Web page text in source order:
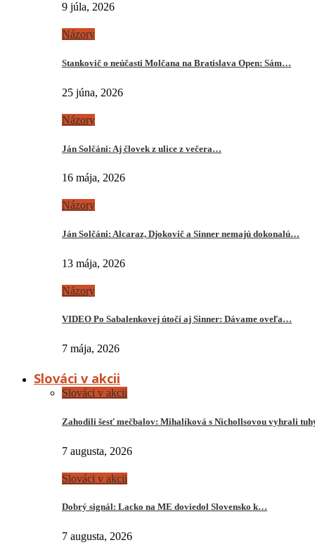
9 júla, 2026
Názory
Stankovič o neúčasti Molčana na Bratislava Open: Sám…
25 júna, 2026
Názory
Ján Solčáni: Aj človek z ulice z večera…
16 mája, 2026
Názory
Ján Solčáni: Alcaraz, Djokovič a Sinner nemajú dokonalú…
13 mája, 2026
Názory
VIDEO Po Sabalenkovej útočí aj Sinner: Dávame oveľa…
7 mája, 2026
Slováci v akcii
Slováci v akcii
Zahodili šesť mečbalov: Mihalíková s Nichollsovou vyhrali
7 augusta, 2026
Slováci v akcii
Dobrý signál: Lacko na ME doviedol Slovensko k…
7 augusta, 2026